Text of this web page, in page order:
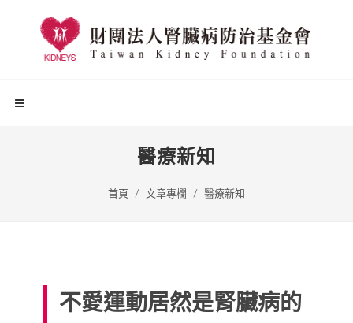
醫療新知
首頁 文章專欄 醫療新知
不愛運動居然是腎臟病的